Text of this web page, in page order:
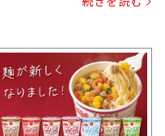
じん・コーン入り）